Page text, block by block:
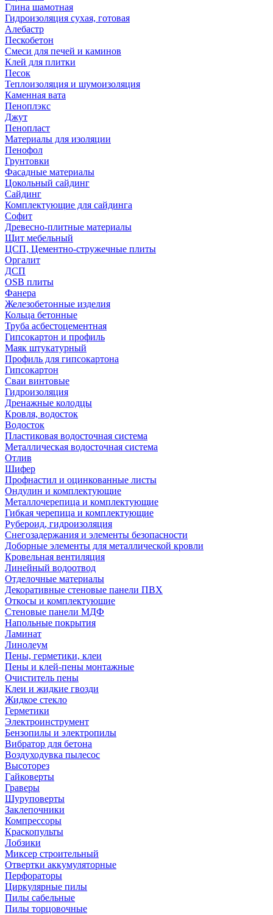
Глина шамотная
Гидроизоляция сухая, готовая
Алебастр
Пескобетон
Смеси для печей и каминов
Клей для плитки
Песок
Теплоизоляция и шумоизоляция
Каменная вата
Пеноплэкс
Джут
Пенопласт
Материалы для изоляции
Пенофол
Грунтовки
Фасадные материалы
Цокольный сайдинг
Сайдинг
Комплектующие для сайдинга
Софит
Древесно-плитные материалы
Щит мебельный
ЦСП, Цементно-стружечные плиты
Оргалит
ДСП
OSB плиты
Фанера
Железобетонные изделия
Кольца бетонные
Труба асбестоцементная
Гипсокартон и профиль
Маяк штукатурный
Профиль для гипсокартона
Гипсокартон
Сваи винтовые
Гидроизоляция
Дренажные колодцы
Кровля, водосток
Водосток
Пластиковая водосточная система
Металлическая водосточная система
Отлив
Шифер
Профнастил и оцинкованные листы
Ондулин и комплектующие
Металлочерепица и комплектующие
Гибкая черепица и комплектующие
Рубероид, гидроизоляция
Снегозадержания и элементы безопасности
Доборные элементы для металлической кровли
Кровельная вентиляция
Линейный водоотвод
Отделочные материалы
Декоративные стеновые панели ПВХ
Откосы и комплектующие
Стеновые панели МДФ
Напольные покрытия
Ламинат
Линолеум
Пены, герметики, клеи
Пены и клей-пены монтажные
Очиститель пены
Клеи и жидкие гвозди
Жидкое стекло
Герметики
Электроинструмент
Бензопилы и электропилы
Вибратор для бетона
Воздуходувка пылесос
Высоторез
Гайковерты
Граверы
Шуруповерты
Заклепочники
Компрессоры
Краскопульты
Лобзики
Миксер строительный
Отвертки аккумуляторные
Перфораторы
Циркулярные пилы
Пилы сабельные
Пилы торцовочные